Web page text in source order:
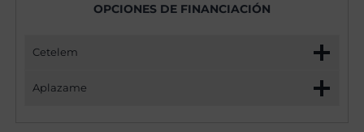
OPCIONES DE FINANCIACIÓN
Cetelem
Aplazame